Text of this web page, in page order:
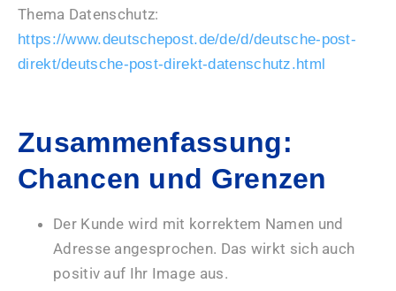
Thema Datenschutz:
https://www.deutschepost.de/de/d/deutsche-post-
direkt/deutsche-post-direkt-datenschutz.html
Zusammenfassung:
Chancen und Grenzen
Der Kunde wird mit korrektem Namen und
Adresse angesprochen. Das wirkt sich auch
positiv auf Ihr Image aus.